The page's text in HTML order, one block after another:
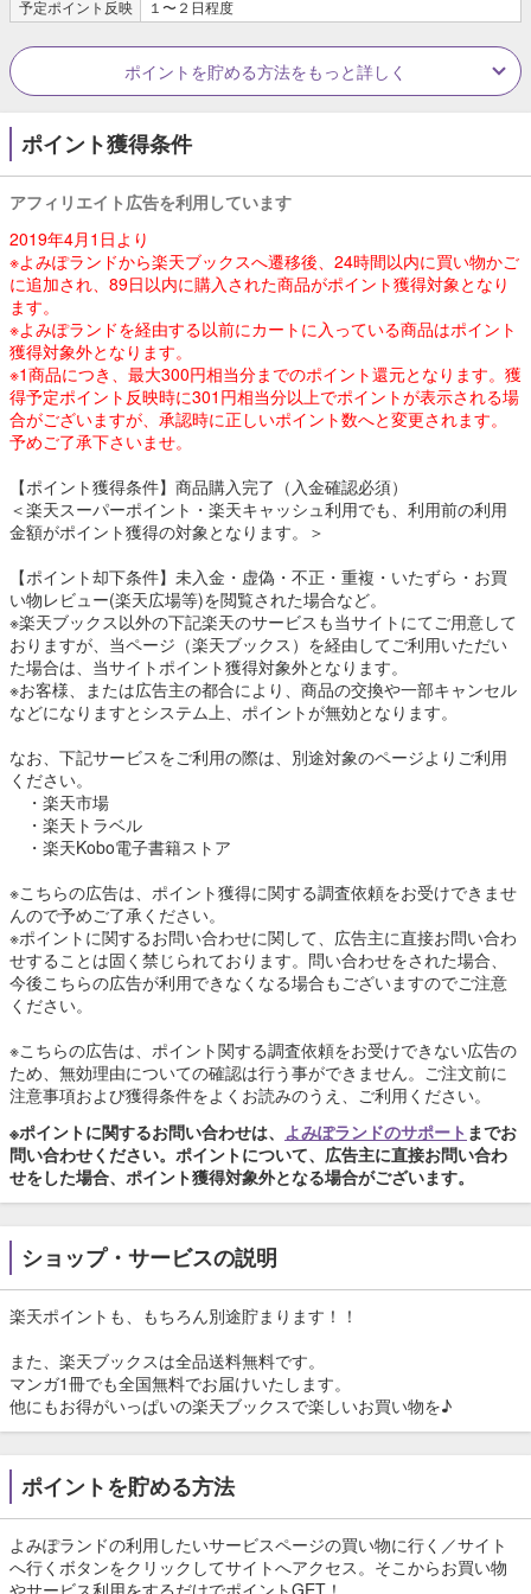
予定ポイント反映 １〜２日程度
ポイントを貯める方法をもっと詳しく
ポイント獲得条件
アフィリエイト広告を利用しています
2019年4月1日より
※よみぽランドから楽天ブックスへ遷移後、24時間以内に買い物かご
に追加され、89日以内に購入された商品がポイント獲得対象となり
ます。
※よみぽランドを経由する以前にカートに入っている商品はポイント
獲得対象外となります。
※1商品につき、最大300円相当分までのポイント還元となります。獲
得予定ポイント反映時に301円相当分以上でポイントが表示される場
合がございますが、承認時に正しいポイント数へと変更されます。
予めご了承下さいませ。
【ポイント獲得条件】商品購入完了（入金確認必須）
＜楽天スーパーポイント・楽天キャッシュ利用でも、利用前の利用
金額がポイント獲得の対象となります。＞
【ポイント却下条件】未入金・虚偽・不正・重複・いたずら・お買
い物レビュー(楽天広場等)を閲覧された場合など。
※楽天ブックス以外の下記楽天のサービスも当サイトにてご用意して
おりますが、当ページ（楽天ブックス）を経由してご利用いただい
た場合は、当サイトポイント獲得対象外となります。
※お客様、または広告主の都合により、商品の交換や一部キャンセル
などになりますとシステム上、ポイントが無効となります。
なお、下記サービスをご利用の際は、別途対象のページよりご利用
ください。
・楽天市場
・楽天トラベル
・楽天Kobo電子書籍ストア
※こちらの広告は、ポイント獲得に関する調査依頼をお受けできませ
んので予めご了承ください。
※ポイントに関するお問い合わせに関して、広告主に直接お問い合わ
せすることは固く禁じられております。問い合わせをされた場合、
今後こちらの広告が利用できなくなる場合もございますのでご注意
ください。
※こちらの広告は、ポイント関する調査依頼をお受けできない広告の
ため、無効理由についての確認は行う事ができません。ご注文前に
注意事項および獲得条件をよくお読みのうえ、ご利用ください。
※ポイントに関するお問い合わせは、 よみぽランドのサポート までお
問い合わせください。ポイントについて、広告主に直接お問い合わ
せをした場合、ポイント獲得対象外となる場合がございます。
ショップ・サービスの説明
楽天ポイントも、もちろん別途貯まります！！
また、楽天ブックスは全品送料無料です。
マンガ1冊でも全国無料でお届けいたします。
他にもお得がいっぱいの楽天ブックスで楽しいお買い物を♪
ポイントを貯める方法
よみぽランドの利用したいサービスページの買い物に行く／サイト
へ行くボタンをクリックしてサイトへアクセス。そこからお買い物
やサービス利用をするだけでポイントGET！